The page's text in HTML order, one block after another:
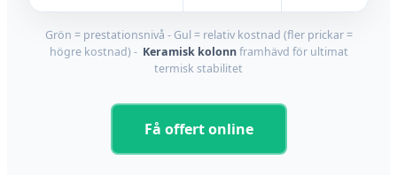
Grön = prestationsnivå - Gul = relativ kostnad (fler prickar =
högre kostnad) - Keramisk kolonnframhävd för ultimat
termisk stabilitet
Få offert online